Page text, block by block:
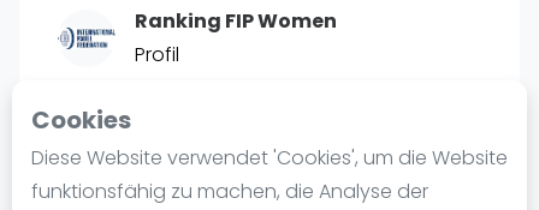
Cookies
Diese Website verwendet 'Cookies', um die Website
funktionsfähig zu machen, die Analyse der
FIP Männer
Blog
Ranking FIP Women
Profil
POSITIE
#1327 0